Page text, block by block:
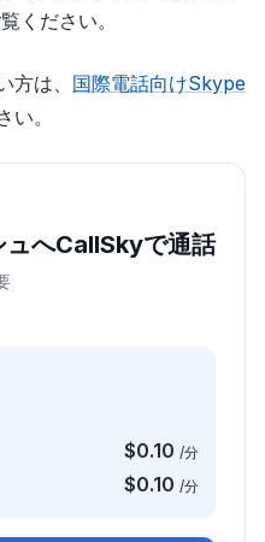
ください。
は、 国際電話向けSkype
い。
ュへCallSkyで通話
$0.10 /分
$0.10 /分